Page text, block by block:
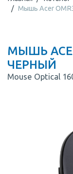
Мышь Acer
МЫШЬ
ЧЕРНЫЙ
Mouse Optical